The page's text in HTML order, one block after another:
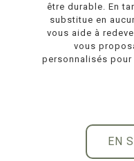
être durable. En
substitue en
vous aide à
vous
personnalisés
EN